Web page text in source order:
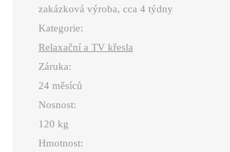
zakázková výroba, cca 4 týdny
Kategorie:
Relaxační a TV křesla
Záruka:
24 měsíců
Nosnost:
120 kg
Hmotnost: